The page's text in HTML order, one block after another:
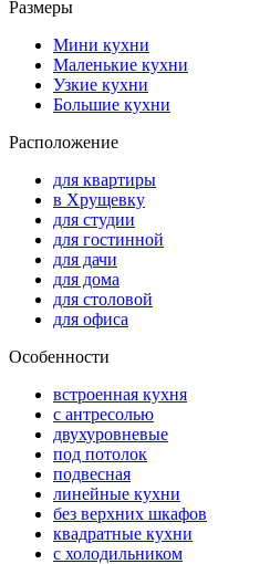
Размеры
Мини кухни
Маленькие кухни
Узкие кухни
Большие кухни
Расположение
для квартиры
в Хрущевку
для студии
для гостинной
для дачи
для дома
для столовой
для офиса
Особенности
встроенная кухня
с антресолью
двухуровневые
под потолок
подвесная
линейные кухни
без верхних шкафов
квадратные кухни
с холодильником